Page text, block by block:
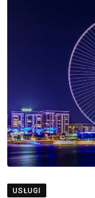
USŁUGI